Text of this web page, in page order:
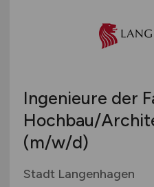
Ingenieure der
Hochbau/
(m/w/d)
Stadt Langenhagen